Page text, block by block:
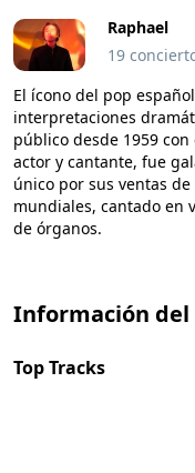
Raphael
19
El ícono del pop
interpretaciones
público desde 1959 con
actor y cantante, fue
único por sus ventas
mundiales, cantado en
de órganos.
Información
Top Tracks